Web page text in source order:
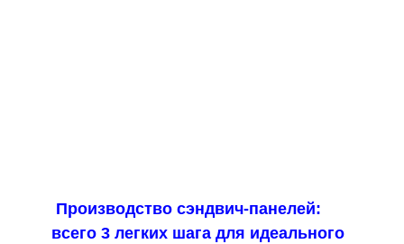
Производство сэндвич-панелей:
всего 3 легких шага для идеального